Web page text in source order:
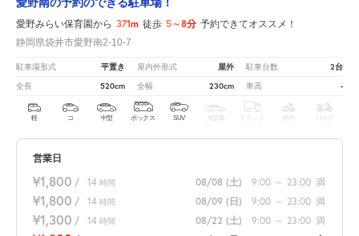
愛野みらい保育園から 371m 徒歩 5～8分 予約できてオススメ！
静岡県袋井市愛野南2-10-7
駐車場形式 平置き 屋内外形式 屋外 駐車台数 2台
全長 520cm 全幅 230cm 車高 -
軽 コ 中型 ボックス SUV 大型車 トラック 原付 バイク
営業日
¥1,800 / 14 時間 08/08 (土) 9:00 ～ 23:00 満
¥1,800 / 14 時間 08/09 (日) 9:00 ～ 23:00 満
¥1,300 / 14 時間 08/22 (土) 9:00 ～ 23:00 満